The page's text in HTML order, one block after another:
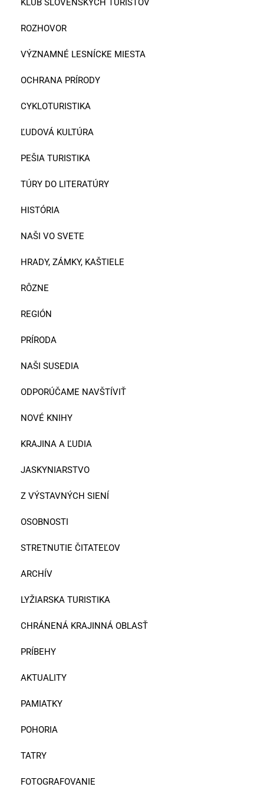
KLUB SLOVENSKÝCH TURISTOV
ROZHOVOR
VÝZNAMNÉ LESNÍCKE MIESTA
OCHRANA PRÍRODY
CYKLOTURISTIKA
ĽUDOVÁ KULTÚRA
PEŠIA TURISTIKA
TÚRY DO LITERATÚRY
HISTÓRIA
NAŠI VO SVETE
HRADY, ZÁMKY, KAŠTIELE
RÔZNE
REGIÓN
PRÍRODA
NAŠI SUSEDIA
ODPORÚČAME NAVŠTÍVIŤ
NOVÉ KNIHY
KRAJINA A ĽUDIA
JASKYNIARSTVO
Z VÝSTAVNÝCH SIENÍ
OSOBNOSTI
STRETNUTIE ČITATEĽOV
ARCHÍV
LYŽIARSKA TURISTIKA
CHRÁNENÁ KRAJINNÁ OBLASŤ
PRÍBEHY
AKTUALITY
PAMIATKY
POHORIA
TATRY
FOTOGRAFOVANIE